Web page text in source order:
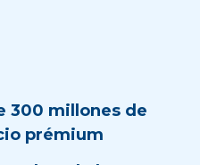
300 millones de
prémium